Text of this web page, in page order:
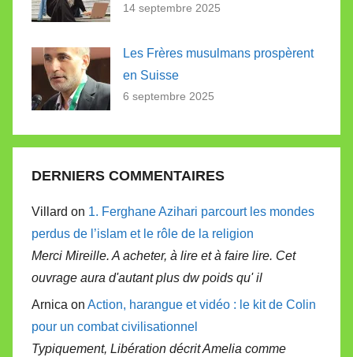
14 septembre 2025
Les Frères musulmans prospèrent
en Suisse
6 septembre 2025
DERNIERS COMMENTAIRES
Villard on 1. Ferghane Azihari parcourt les mondes
perdus de l’islam et le rôle de la religion
Merci Mireille. A acheter, à lire et à faire lire. Cet
ouvrage aura d'autant plus dw poids qu' il
Arnica on Action, harangue et vidéo : le kit de Colin
pour un combat civilisationnel
Typiquement, Libération décrit Amelia comme